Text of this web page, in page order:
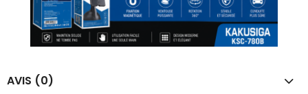
AVIS (0)